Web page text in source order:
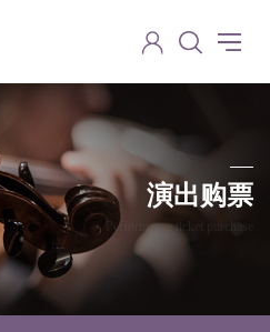
演出购票
Performance ticket purchase